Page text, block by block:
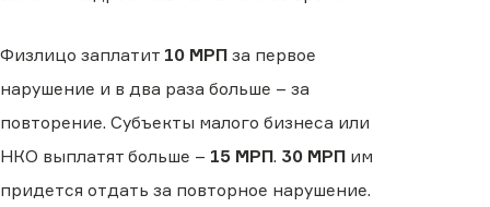
Физлицо заплатит 10 МРП за первое
нарушение и в два раза больше – за
повторение. Субъекты малого бизнеса или
НКО выплатят больше – 15 МРП. 30 МРП им
придется отдать за повторное нарушение.